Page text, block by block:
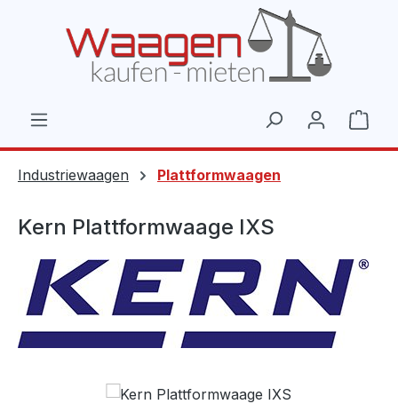
Industriewaagen Plattformwaagen
Kern Plattformwaage IXS
Bildergalerie überspringen